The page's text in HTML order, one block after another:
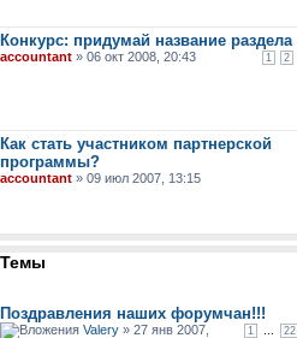
Конкурс: придумай название раздела
1 2
accountant » 06 окт 2008, 20:43
Как стать участником партнерской
программы?
accountant » 09 июл 2007, 13:15
Темы
Поздравления наших форумчан!!!
1 22
Valery » 27 янв 2007,